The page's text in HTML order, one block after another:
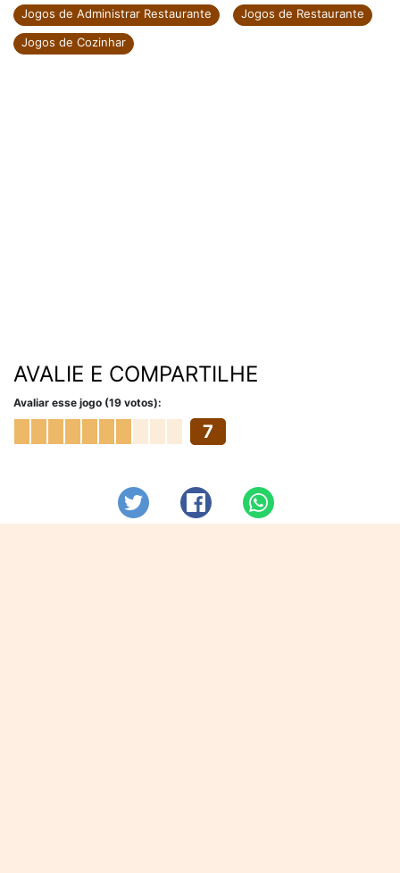
Jogos de Administrar Restaurante
Jogos de Restaurante
Jogos de Cozinhar
AVALIE E COMPARTILHE
Avaliar esse jogo (19 votos):
7